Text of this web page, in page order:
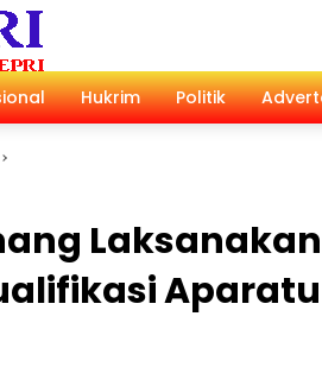
Hukrim Politik
Laksanakan